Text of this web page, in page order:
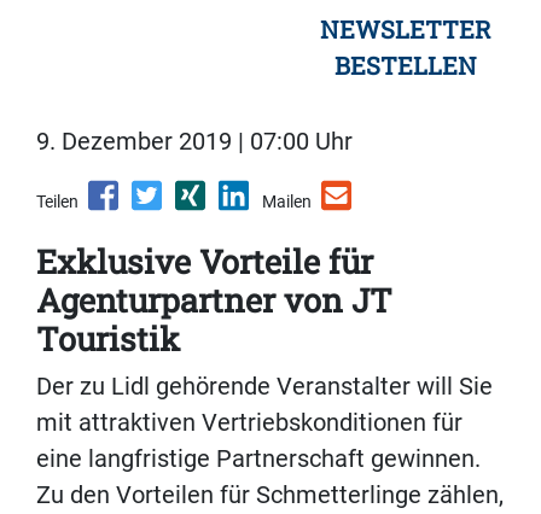
NEWSLETTER
BESTELLEN
9. Dezember 2019 | 07:00 Uhr
Teilen Mailen
Exklusive Vorteile für
Agenturpartner von JT
Touristik
Der zu Lidl gehörende Veranstalter will Sie
mit attraktiven Vertriebskonditionen für
eine langfristige Partnerschaft gewinnen.
Zu den Vorteilen für Schmetterlinge zählen,